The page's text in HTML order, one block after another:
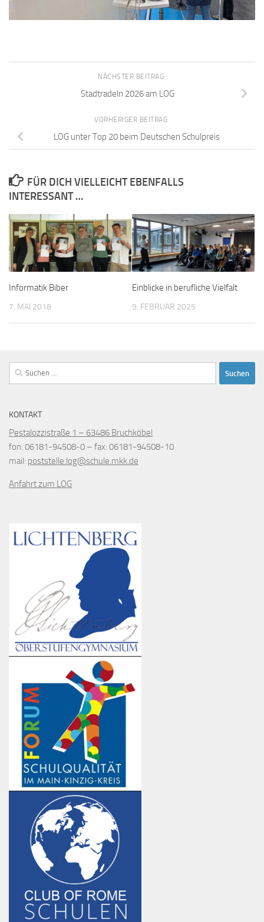
NÄCHSTER BEITRAG
Stadtradeln 2026 am LOG
VORHERIGER BEITRAG
LOG unter Top 20 beim Deutschen Schulpreis
FÜR DICH VIELLEICHT EBENFALLS
INTERESSANT …
Informatik Biber
7. MAI 2018
Einblicke in berufliche Vielfalt
9. FEBRUAR 2025
Suchen
nach:
KONTAKT
Pestalozzistraße 1 – 63486 Bruchköbel
fon: 06181-94508-0 – fax: 06181-94508-10
mail: poststelle.log@schule.mkk.de
Anfahrt zum LOG